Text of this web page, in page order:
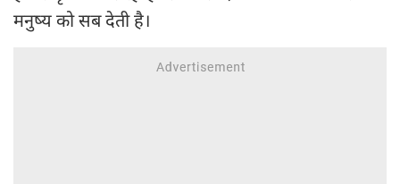
मनुष्य को सब देती है।